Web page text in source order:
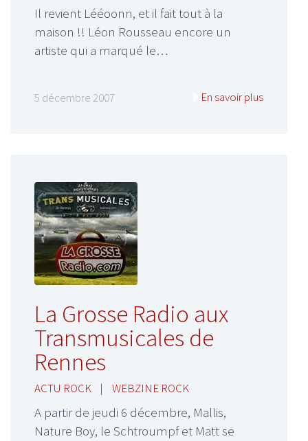
Il revient Lééoonn, et il fait tout à la
maison !! Léon Rousseau encore un
artiste qui a marqué le…
5 décembre 2007 En savoir plus
La Grosse Radio aux
Transmusicales de
Rennes
ACTU ROCK | WEBZINE ROCK
A partir de jeudi 6 décembre, Mallis,
Nature Boy, le Schtroumpf et Matt se